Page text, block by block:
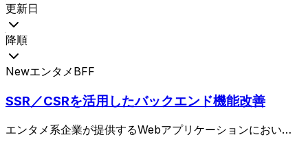
更新日
降順
Newエンタメ BFF
SSR／CSRを活用したバックエンド機能改善
エンタメ系企業が提供するWebアプリケーションにおい